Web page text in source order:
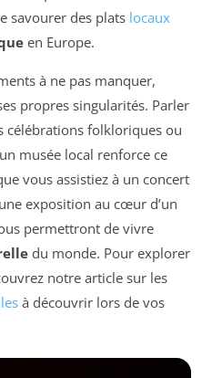
savourer des plats locaux
en Europe.
à ne pas manquer,
propres singularités. Parler
célébrations folkloriques ou
musée local renforce ce
vous assistiez à un concert
exposition au cœur d’un
permettront de vivre
du monde. Pour explorer
notre article sur les
à découvrir lors de vos